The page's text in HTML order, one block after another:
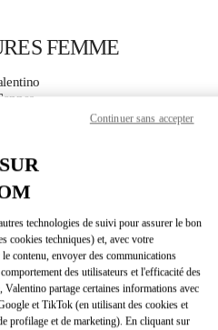
FEMME
DÉTAILS
DIRECTIONSLINK
technologies de suivi pour assurer le bon
cookies techniques) et, avec votre
contenu, envoyer des communications
des utilisateurs et l'efficacité des
Valentino partage certaines informations avec
et TikTok (en utilisant des cookies et
profilage et de marketing). En cliquant sur
Continuer sans accepter